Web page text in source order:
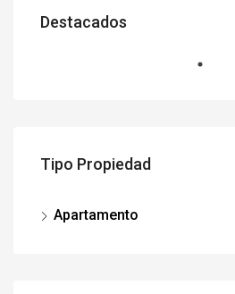
Destacados
Tipo Propiedad
Apartamento